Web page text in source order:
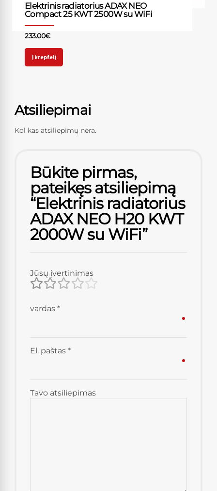
Elektrinis radiatorius ADAX NEO
Compact 25 KWT 2500W su WiFi
233.00€
Į krepšelį
Atsiliepimai
Kol kas atsiliepimų nėra.
Būkite pirmas,
pateikęs atsiliepimą
“Elektrinis radiatorius
ADAX NEO H20 KWT
2000W su WiFi”
Jūsų įvertinimas
Tavo atsiliepimas
vardas *
El. paštas *